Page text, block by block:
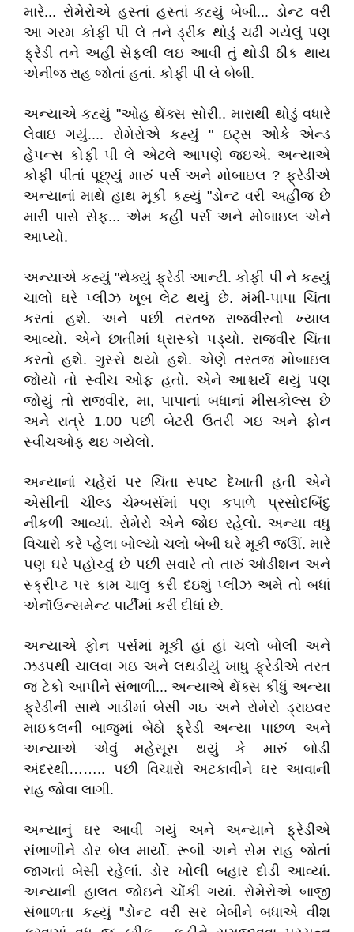
મારે... રોમેરોએ હસ્તાં હસ્તાં કહ્યું બેબી... ડોન્ટ વરી
આ ગરમ કોફી પી લે તને ડ્રીંક થોડું ચઢી ગયેલું પણ
ફ્રેડી તને અહીં સેફલી લઇ આવી તું થોડી ઠીક થાય
એનીજ રાહ જોતાં હતાં. કોફી પી લે બેબી.
અન્યાએ કહ્યું "ઓહ થેંક્સ સોરી.. મારાથી થોડું વધારે
લેવાઇ ગયું.... રોમેરોએ કહ્યું " ઇટ્સ ઓકે એન્ડ
હેપન્સ કોફી પી લે એટલે આપણે જઇએ. અન્યાએ
કોફી પીતાં પૂછ્યું મારું પર્સ અને મોબાઇલ ? ફ્રેડીએ
અન્યાનાં માથે હાથ મૂકી કહ્યું "ડોન્ટ વરી અહીંજ છે
મારી પાસે સેફ... એમ કહી પર્સ અને મોબાઇલ એને
આપ્યો.
અન્યાએ કહ્યું "થેક્યું ફ્રેડી આન્ટી. કોફી પી ને કહ્યું
ચાલો ઘરે પ્લીઝ ખૂબ લેટ થયું છે. મંમી-પાપા ચિંતા
કરતાં હશે. અને પછી તરતજ રાજવીરનો ખ્યાલ
આવ્યો. એને છાતીમાં ધ્રાસ્કો પડ્યો. રાજવીર ચિંતા
કરતો હશે. ગુસ્સે થયો હશે. એણે તરતજ મોબાઇલ
જોયો તો સ્વીચ ઓફ હતો. એને આશ્ચર્ય થયું પણ
જોયું તો રાજવીર, મા, પાપાનાં બધાનાં મીસકોલ્સ છે
અને રાત્રે 1.00 પછી બેટરી ઉતરી ગઇ અને ફોન
સ્વીચઓફ થઇ ગયેલો.
અન્યાનાં ચહેરાં પર ચિંતા સ્પષ્ટ દેખાતી હતી એને
એસીની ચીલ્ડ ચેમ્બર્સમાં પણ કપાળે પ્રસોદબિંદુ
નીકળી આવ્યાં. રોમેરો એને જોઇ રહેલો. અન્યા વધુ
વિચારો કરે પ્હેલા બોલ્યો ચલો બેબી ઘરે મૂકી જઊં. મારે
પણ ઘરે પહોચ્વું છે પછી સવારે તો તારું ઓડીશન અને
સ્ક્રીપ્ટ પર કામ ચાલુ કરી દઇશું પ્લીઝ અમે તો બધાં
એનૉઉન્સમેન્ટ પાર્ટીમાં કરી દીધાં છે.
અન્યાએ ફોન પર્સમાં મૂકી હાં હાં ચલો બોલી અને
ઝડપથી ચાલવા ગઇ અને લથડીયું ખાધુ ફ્રેડીએ તરત
જ ટેકો આપીને સંભાળી... અન્યાએ થેંક્સ કીધું અન્યા
ફ્રેડીની સાથે ગાડીમાં બેસી ગઇ અને રોમેરો ડ્રાઇવર
માઇકલની બાજુમાં બેઠો ફ્રેડી અન્યા પાછળ અને
અન્યાએ એવું મહેસૂસ થયું કે મારું બોડી
અંદરથી…….. પછી વિચારો અટકાવીને ઘર આવાની
રાહ જોવા લાગી.
અન્યાનું ઘર આવી ગયું અને અન્યાને ફ્રેડીએ
સંભાળીને ડોર બેલ માર્યો. રૂબી અને સેમ રાહ જોતાં
જાગતાં બેસી રહેલાં. ડોર ખોલી બહાર દોડી આવ્યાં.
અન્યાની હાલત જોઇને ચોંકી ગયાં. રોમેરોએ બાજી
સંભાળતા કહ્યું "ડોન્ટ વરી સર બેબીને બધાએ વીશ